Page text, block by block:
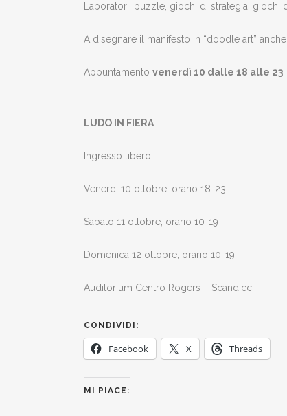
Laboratori, puzzle, giochi di strategia,
A disegnare il manifesto in “doodle art”
Appuntamento venerdì 10 dalle 18 alle 23
LUDO IN FIERA
Ingresso libero
Venerdì 10 ottobre, orario 18-23
Sabato 11 ottobre, orario 10-19
Domenica 12 ottobre, orario 10-19
Auditorium Centro Rogers – Scandicci
CONDIVIDI:
Facebook X Threads
MI PIACE: